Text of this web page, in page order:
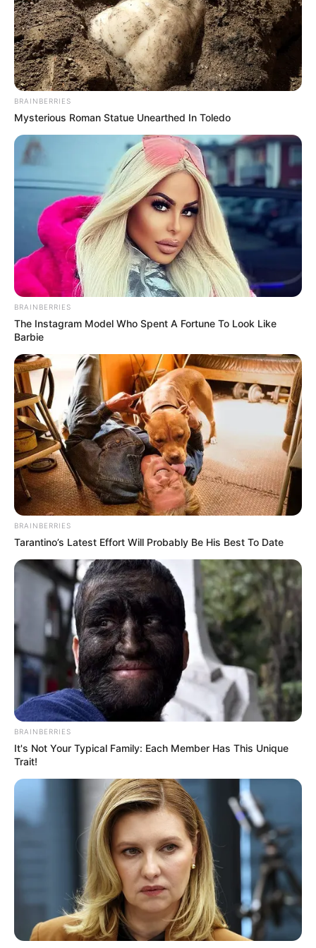
Les peurs de Laury ont néanmoins refait
surface. Lors d’une discussion, l’hôtesse de l’air
a confié à Antonin qu’elle avait peur de le
perdre et qu’elle avait eu une grosse crise
d’angoisse pendant la nuit.
BRAINBERRIES
Mysterious Roman Statue Unearthed In Toledo
BRAINBERRIES
The Instagram Model Who Spent A Fortune To Look Like
Barbie
BRAINBERRIES
Tarantino’s Latest Effort Will Probably Be His Best To Date
BRAINBERRIES
It's Not Your Typical Family: Each Member Has This Unique
Trait!